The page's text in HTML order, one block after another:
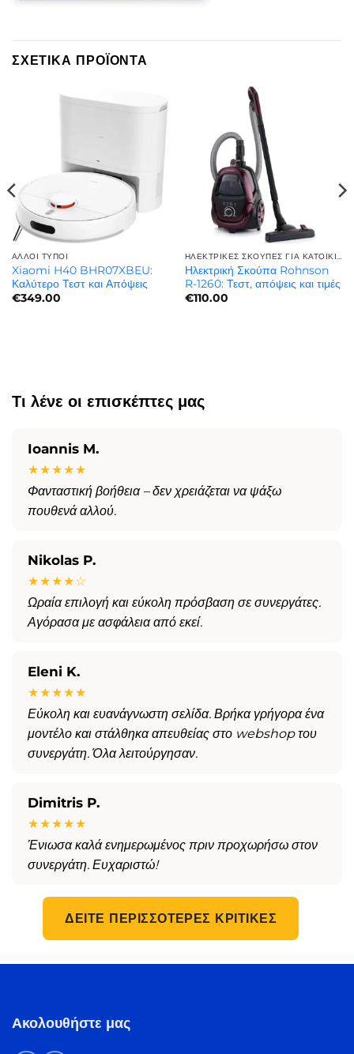
ΣΧΕΤΙΚΆ ΠΡΟΪΌΝΤΑ
ΆΛΛΟΙ ΤΎΠΟΙ
Xiaomi H40 BHR07XBEU:
Καλύτερο Τεστ και Απόψεις
€349.00
ΗΛΕΚΤΡΙΚΈΣ ΣΚΟΎΠΕΣ ΓΙΑ ΚΑΤΟΙΚΊΔΙΑ | ΓΙΑ ΤΡΊΧΕΣ ΚΑΤΟΙΚΙΔΊΩΝ
Ηλεκτρική Σκούπα Rohnson
R-1260: Τεστ, απόψεις και τιμές
€110.00
Τι λένε οι επισκέπτες μας
Ioannis M.
★★★★★
Φανταστική βοήθεια – δεν χρειάζεται να ψάξω
πουθενά αλλού.
Nikolas P.
★★★★☆
Ωραία επιλογή και εύκολη πρόσβαση σε συνεργάτες.
Αγόρασα με ασφάλεια από εκεί.
Eleni K.
★★★★★
Εύκολη και ευανάγνωστη σελίδα. Βρήκα γρήγορα ένα
μοντέλο και στάλθηκα απευθείας στο webshop του
συνεργάτη. Όλα λειτούργησαν.
Dimitris P.
★★★★★
Ένιωσα καλά ενημερωμένος πριν προχωρήσω στον
συνεργάτη. Ευχαριστώ!
ΔΕΊΤΕ ΠΕΡΙΣΣΌΤΕΡΕΣ ΚΡΙΤΙΚΈΣ
Ακολουθήστε μας